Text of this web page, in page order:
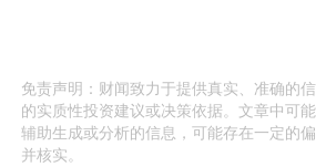
免责声明：财闻致力于提供真实、准确的
的实质性投资建议或决策依据。文章中可
辅助生成或分析的信息，可能存在一定的
并核实。